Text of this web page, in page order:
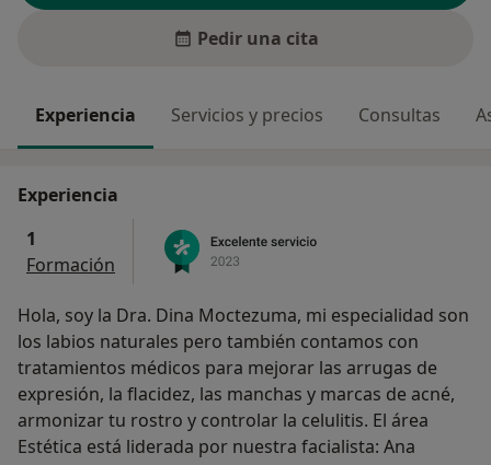
Pedir una cita
Experiencia Servicios y precios Consultas
Experiencia
1
Formación
Hola, soy la Dra. Dina Moctezuma, mi especialidad son
los labios naturales pero también contamos con
tratamientos médicos para mejorar las arrugas de
expresión, la flacidez, las manchas y marcas de acné,
armonizar tu rostro y controlar la celulitis. El área
Estética está liderada por nuestra facialista: Ana